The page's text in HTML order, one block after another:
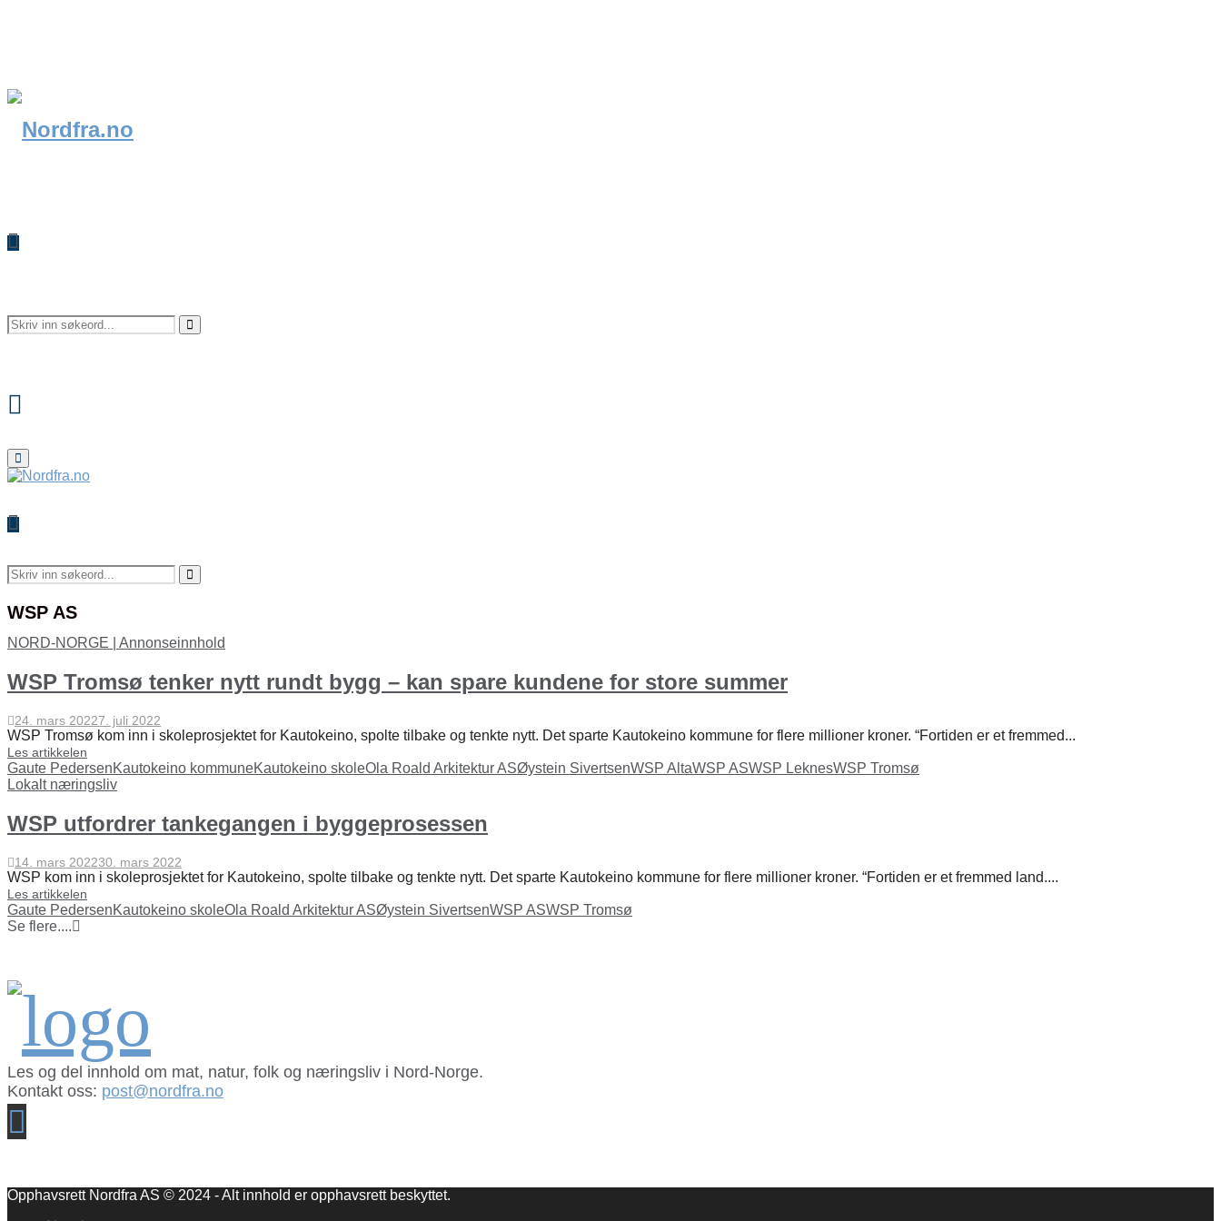
Search
Search
Primary
Menu
Search
for:
Search
WSP AS
NORD-NORGE | Annonseinnhold
WSP Tromsø tenker nytt rundt bygg – kan spare kundene for store summer
24. mars 20227. juli 2022
WSP Tromsø kom inn i skoleprosjektet for Kautokeino, spolte tilbake og tenkte nytt. Det sparte Kautokeino kommune for flere millioner kroner. “Fortiden er et fremmed...
Les artikkelen
Gaute PedersenKautokeino kommuneKautokeino skoleOla Roald Arkitektur ASØystein SivertsenWSP AltaWSP ASWSP LeknesWSP Tromsø
Lokalt næringsliv
WSP utfordrer tankegangen i byggeprosessen
14. mars 202230. mars 2022
WSP kom inn i skoleprosjektet for Kautokeino, spolte tilbake og tenkte nytt. Det sparte Kautokeino kommune for flere millioner kroner. “Fortiden er et fremmed land....
Les artikkelen
Gaute PedersenKautokeino skoleOla Roald Arkitektur ASØystein SivertsenWSP ASWSP Tromsø
Se flere....
Les og del innhold om mat, natur, folk og næringsliv i Nord-Norge.
Kontakt oss: post@nordfra.no
Opphavsrett Nordfra AS © 2024 - Alt innhold er opphavsrett beskyttet.